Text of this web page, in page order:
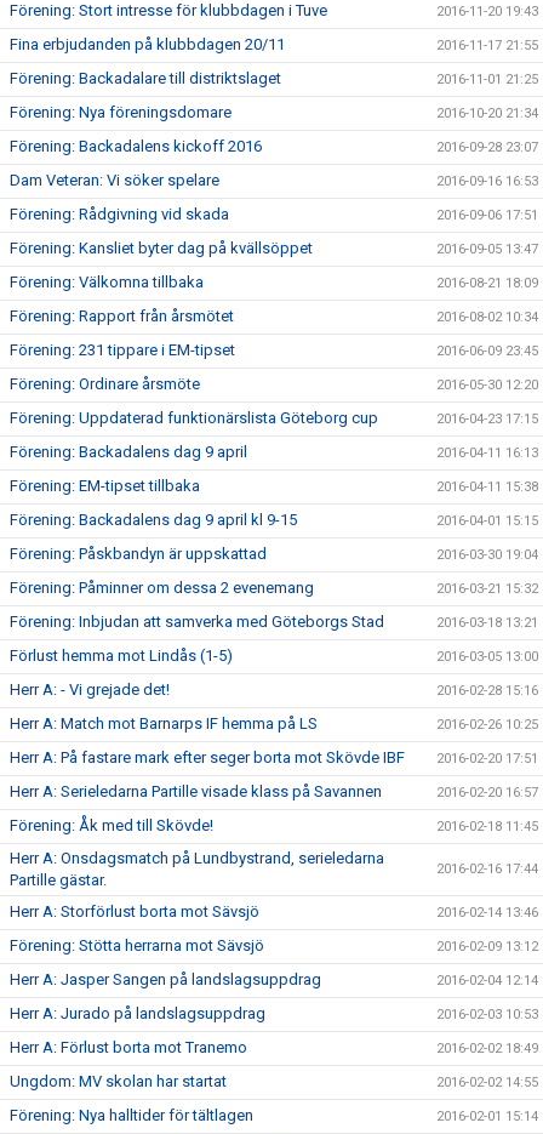
Förening: Stort intresse för klubbdagen i Tuve 2016-11-20 19:43
Fina erbjudanden på klubbdagen 20/11 2016-11-17 21:55
Förening: Backadalare till distriktslaget 2016-11-01 21:25
Förening: Nya föreningsdomare 2016-10-20 21:34
Förening: Backadalens kickoff 2016 2016-09-28 23:07
Dam Veteran: Vi söker spelare 2016-09-16 16:53
Förening: Rådgivning vid skada 2016-09-06 17:51
Förening: Kansliet byter dag på kvällsöppet 2016-09-05 13:47
Förening: Välkomna tillbaka 2016-08-21 18:09
Förening: Rapport från årsmötet 2016-08-02 10:34
Förening: 231 tippare i EM-tipset 2016-06-09 23:45
Förening: Ordinare årsmöte 2016-05-30 12:20
Förening: Uppdaterad funktionärslista Göteborg cup 2016-04-23 17:15
Förening: Backadalens dag 9 april 2016-04-11 16:13
Förening: EM-tipset tillbaka 2016-04-11 15:38
Förening: Backadalens dag 9 april kl 9-15 2016-04-01 15:15
Förening: Påskbandyn är uppskattad 2016-03-30 19:04
Förening: Påminner om dessa 2 evenemang 2016-03-21 15:32
Förening: Inbjudan att samverka med Göteborgs Stad 2016-03-18 13:21
Förlust hemma mot Lindås (1-5) 2016-03-05 13:00
Herr A: - Vi grejade det! 2016-02-28 15:16
Herr A: Match mot Barnarps IF hemma på LS 2016-02-26 10:25
Herr A: På fastare mark efter seger borta mot Skövde IBF 2016-02-20 17:51
Herr A: Serieledarna Partille visade klass på Savannen 2016-02-20 16:57
Förening: Åk med till Skövde! 2016-02-18 11:45
Herr A: Onsdagsmatch på Lundbystrand, serieledarna
Partille gästar.
2016-02-16 17:44
Herr A: Storförlust borta mot Sävsjö 2016-02-14 13:46
Förening: Stötta herrarna mot Sävsjö 2016-02-09 13:12
Herr A: Jasper Sangen på landslagsuppdrag 2016-02-04 12:14
Herr A: Jurado på landslagsuppdrag 2016-02-03 10:53
Herr A: Förlust borta mot Tranemo 2016-02-02 18:49
Ungdom: MV skolan har startat 2016-02-02 14:55
Förening: Nya halltider för tältlagen 2016-02-01 15:14